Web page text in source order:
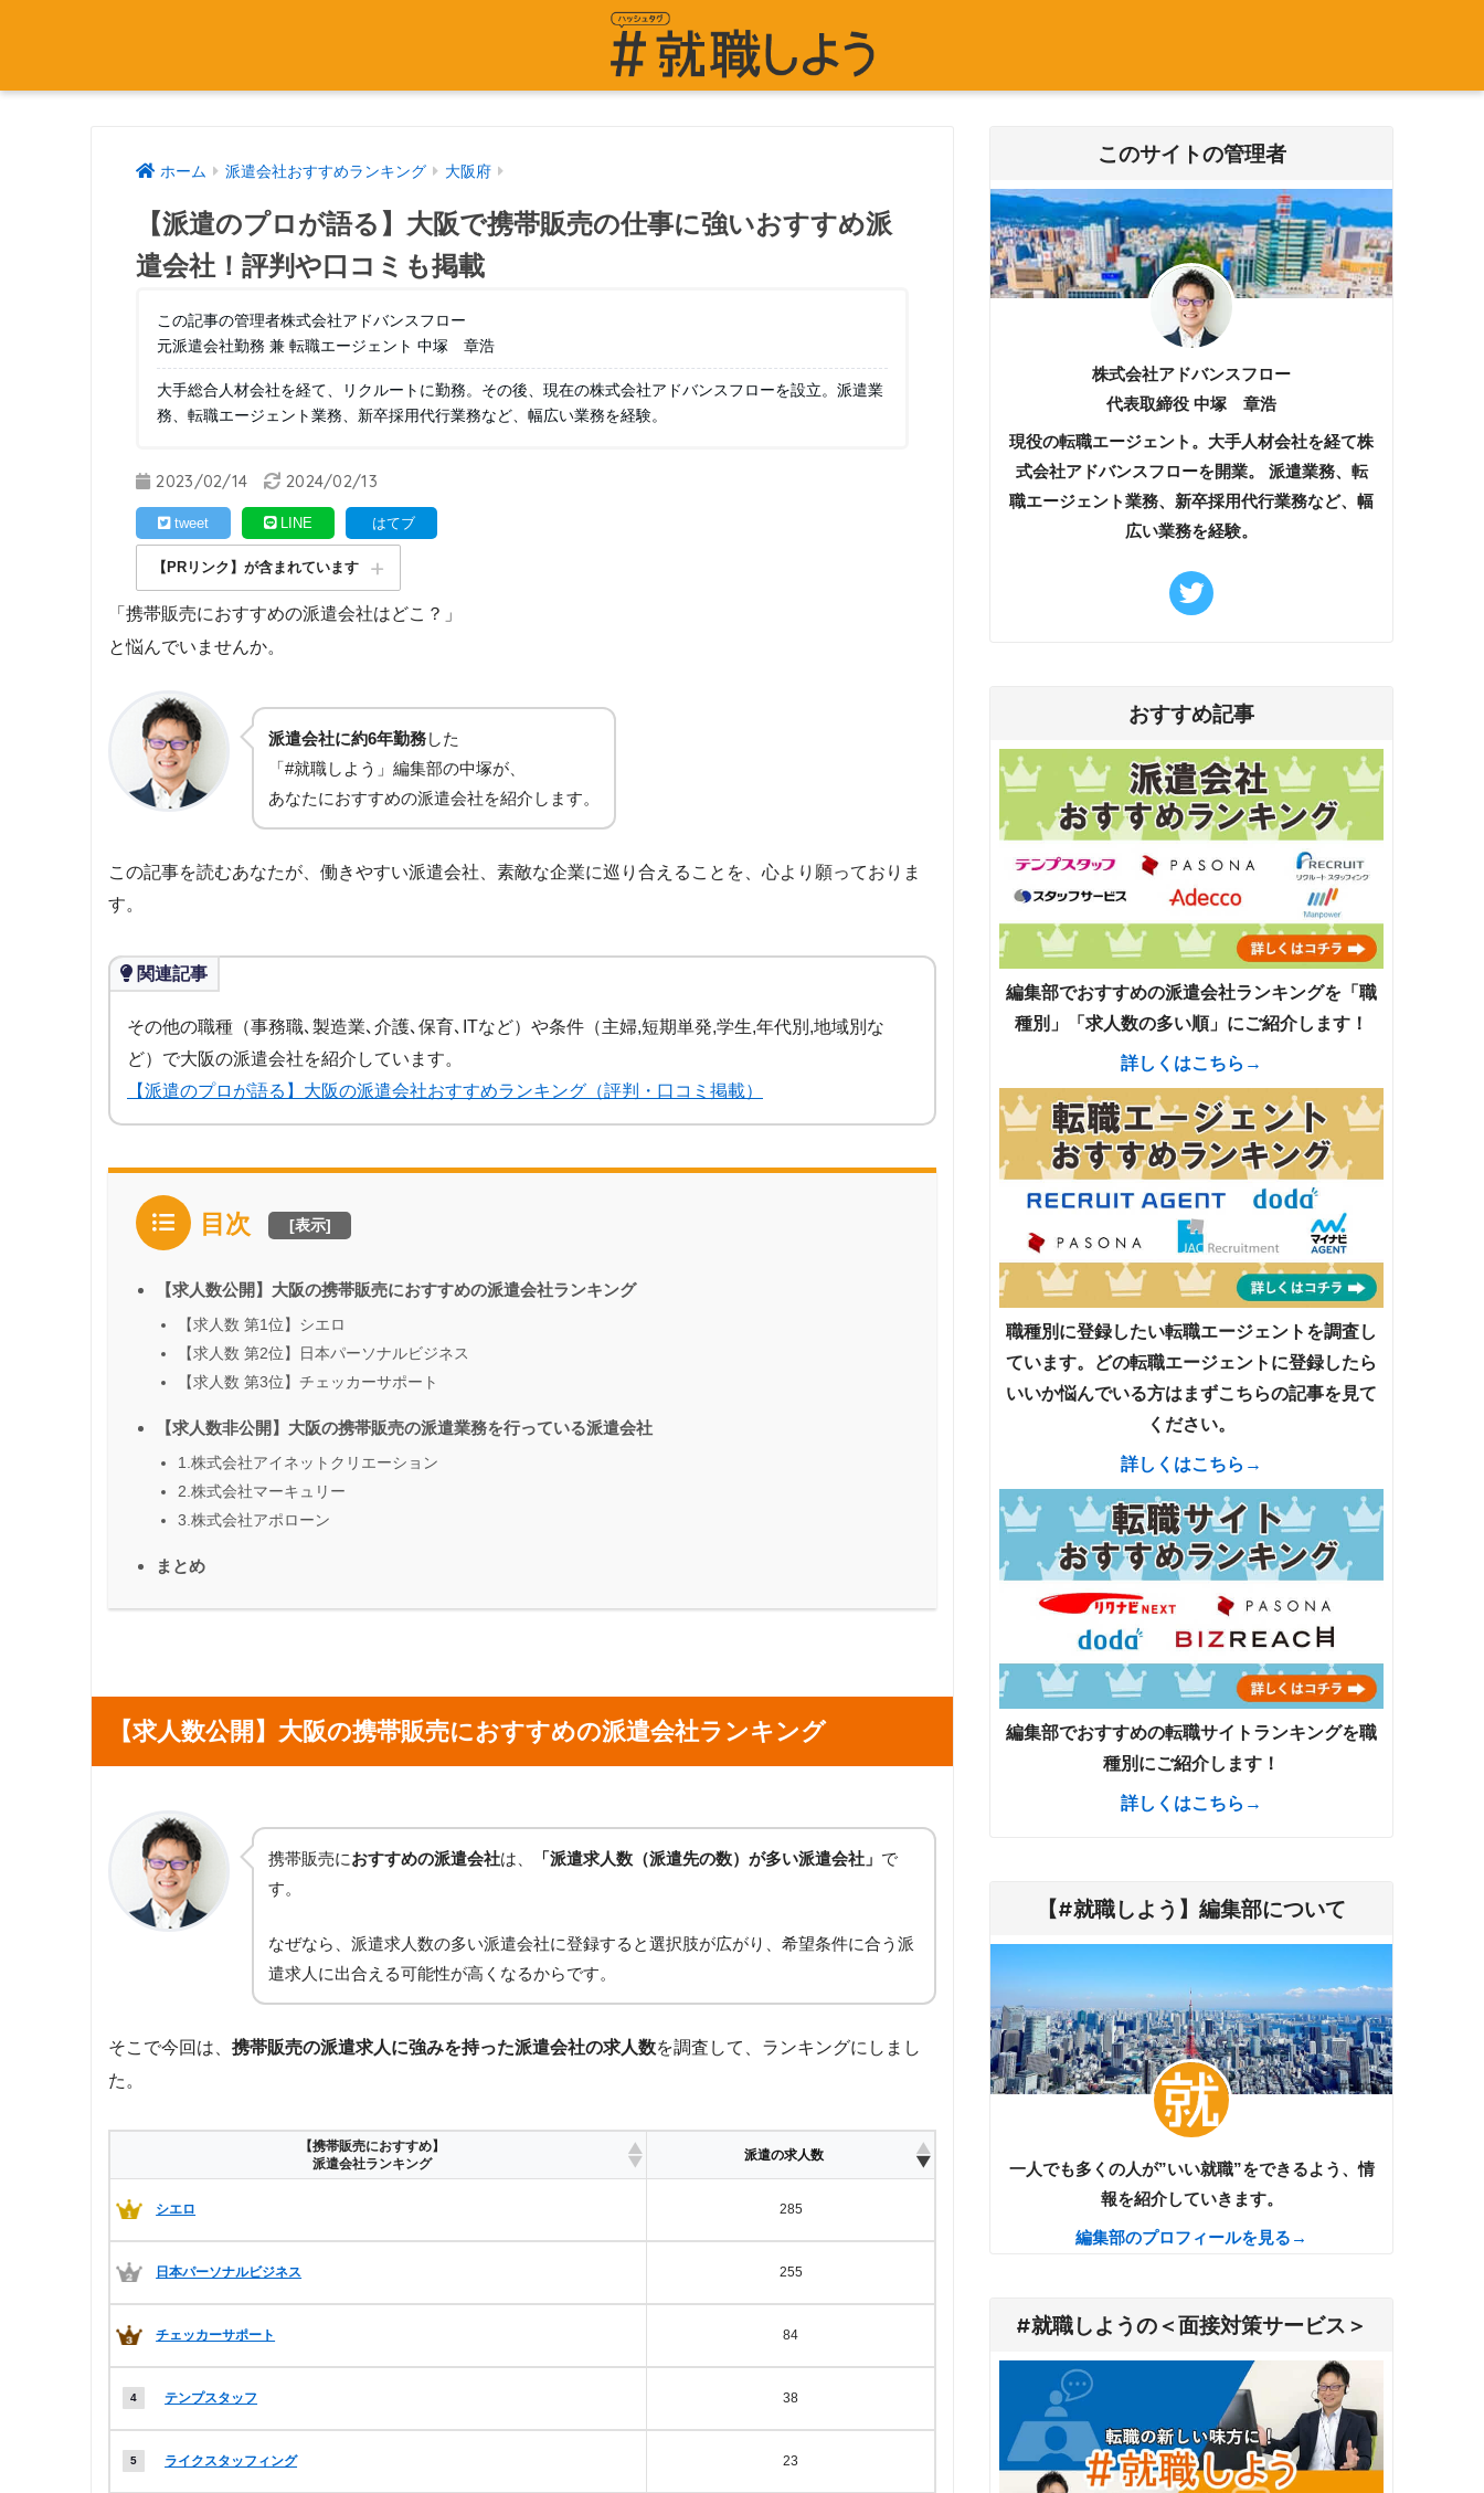
ホーム 派遣会社おすすめランキング 大阪府
【派遣のプロが語る】大阪で携帯販売の仕事に強いおすすめ派
遣会社！評判や口コミも掲載
この記事の管理者株式会社アドバンスフロー
元派遣会社勤務 兼 転職エージェント 中塚 章浩
大手総合人材会社を経て、リクルートに勤務。その後、現在の株式会社アドバンスフローを設立。派遣業
務、転職エージェント業務、新卒採用代行業務など、幅広い業務を経験。
2023/02/14 2024/02/13
tweet LINE はてブ
【PRリンク】が含まれています
「携帯販売におすすめの派遣会社はどこ？」
と悩んでいませんか。
派遣会社に約6年勤務した
「#就職しよう」編集部の中塚が、
あなたにおすすめの派遣会社を紹介します。
この記事を読むあなたが、働きやすい派遣会社、素敵な企業に巡り合えることを、心より願っておりま
す。
関連記事
その他の職種（事務職､製造業､介護､保育､ITなど）や条件（主婦,短期単発,学生,年代別,地域別な
ど）で大阪の派遣会社を紹介しています。
【派遣のプロが語る】大阪の派遣会社おすすめランキング（評判・口コミ掲載）
目次 [表示]
【求人数公開】大阪の携帯販売におすすめの派遣会社ランキング
【求人数 第1位】シエロ
【求人数 第2位】日本パーソナルビジネス
【求人数 第3位】チェッカーサポート
【求人数非公開】大阪の携帯販売の派遣業務を行っている派遣会社
1.株式会社アイネットクリエーション
2.株式会社マーキュリー
3.株式会社アポローン
まとめ
【求人数公開】大阪の携帯販売におすすめの派遣会社ランキング
携帯販売におすすめの派遣会社は、 「派遣求人数（派遣先の数）が多い派遣会社」 で
す。
なぜなら、派遣求人数の多い派遣会社に登録すると選択肢が広がり、希望条件に合う派
遣求人に出合える可能性が高くなるからです。
そこで今回は、 携帯販売の派遣求人に強みを持った派遣会社の求人数を調査して、ランキングにしまし
た。
【携帯販売におすすめ】
派遣会社ランキング
派遣の求人数
シエロ 285
日本パーソナルビジネス 255
チェッカーサポート 84
テンプスタッフ 38
ライクスタッフィング 23
このサイトの管理者
株式会社アドバンスフロー
代表取締役 中塚 章浩
現役の転職エージェント。大手人材会社を経て株
式会社アドバンスフローを開業。 派遣業務、転
職エージェント業務、新卒採用代行業務など、幅
広い業務を経験。
おすすめ記事
編集部でおすすめの派遣会社ランキングを「職
種別」「求人数の多い順」にご紹介します！
詳しくはこちら→
職種別に登録したい転職エージェントを調査し
ています。どの転職エージェントに登録したら
いいか悩んでいる方はまずこちらの記事を見て
ください。
詳しくはこちら→
編集部でおすすめの転職サイトランキングを職
種別にご紹介します！
詳しくはこちら→
【#就職しよう】編集部について
一人でも多くの人が”いい就職”をできるよう、情
報を紹介していきます。
編集部のプロフィールを見る→
#就職しようの＜面接対策サービス＞